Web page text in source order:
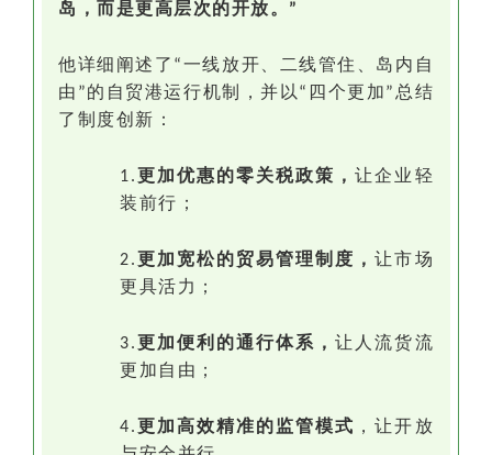
岛，而是更高层次的开放。”
他详细阐述了 “一线放开、二线管住、岛内自
由 ”的自贸港运行机制，并以“ 四个更加”总结
了制度创新：
1.更加优惠的零关税政策 ，让企业轻
装前行；
2.更加宽松的贸易管理制度 ，让市场
更具活力；
3.更加便利的通行体系 ，让人流货流
更加自由；
4.更加高效精准的监管模式 ，让开放